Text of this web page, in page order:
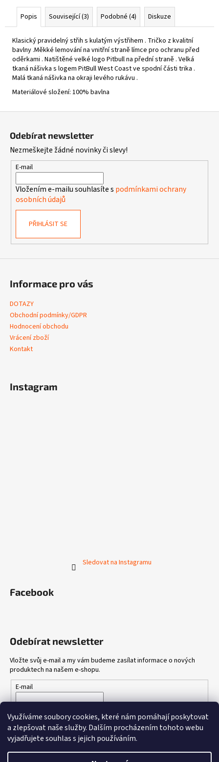
Využíváme soubory cookies, které nám pomáhají poskytovat
a zlepšovat naše služby. Dalším procházením tohoto webu
vyjadřujete souhlas s jejich používáním.
Popis Související (3) Podobné (4) Diskuze
Klasický pravidelný střih s kulatým výstřihem . Tričko z kvalitní
bavlny .Měkké lemování na vnitřní straně límce pro ochranu před
oděrkami . Natištěné velké logo Pitbull na přední straně . Velká
tkaná nášivka s logem PitBull West Coast ve spodní části trika .
Malá tkaná nášivka na okraji levého rukávu .
Materiálové složení: 100% bavlna
TENISKY
ENCINO
BURGUNDY
1
800
Kč
Odebírat newsletter
Nezmeškejte žádné novinky či slevy!
E-mail
Vložením e-mailu souhlasíte s podmínkami ochrany
osobních údajů
PŘIHLÁSIT SE
Informace pro vás
DOTAZY
Obchodní podmínky/GDPR
Hodnocení obchodu
Vrácení zboží
Kontakt
Instagram
Sledovat na Instagramu
Facebook
Odebírat newsletter
Vložte svůj e-mail a my vám budeme zasílat informace o nových
produktech na našem e-shopu.
E-mail
údajů
PŘIHLÁSIT SE